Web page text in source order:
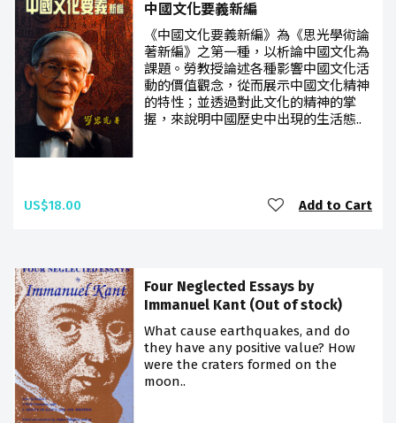
中國文化要義新編
《中國文化要義新編》為《思光學術論
著新編》之第一種，以析論中國文化為
課題。勞教授論述各種影響中國文化活
動的價值觀念，從而展示中國文化精神
的特性；並透過對此文化的精神的掌
握，來說明中國歷史中出現的生活態..
US$18.00 Add to Cart
Four Neglected Essays by
Immanuel Kant (Out of stock)
What cause earthquakes, and do
they have any positive value? How
were the craters formed on the
moon..